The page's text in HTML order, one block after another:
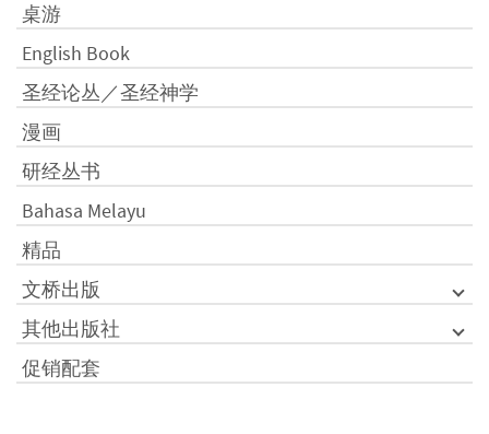
桌游
English Book
圣经论丛／圣经神学
漫画
研经丛书
Bahasa Melayu
精品
文桥出版
其他出版社
促销配套